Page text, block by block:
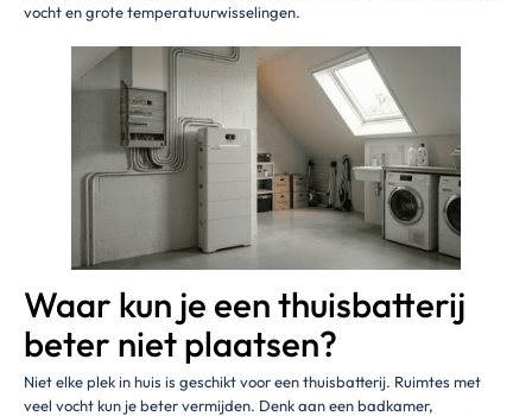
vocht en grote temperatuurwisselingen.
Waar kun je een thuisbatterij
beter niet plaatsen?
Niet elke plek in huis is geschikt voor een thuisbatterij. Ruimtes met
veel vocht kun je beter vermijden. Denk aan een badkamer,